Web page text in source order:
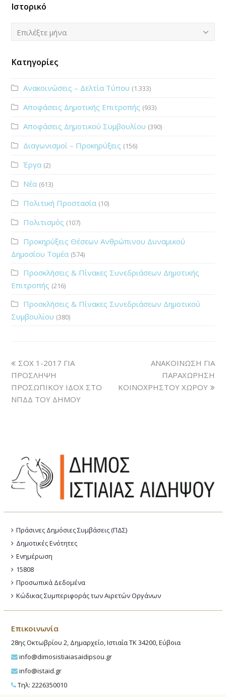
Ιστορικό
Ιστορικό
Επιλέξτε μήνα
Κατηγορίες
Ανακοινώσεις – Δελτία Τύπου (1.333)
Αποφάσεις Δημοτικής Επιτροπής (933)
Αποφάσεις Δημοτικού Συμβουλίου (390)
Διαγωνισμοί – Προκηρύξεις (156)
Έργα (2)
Νέα (613)
Πολιτική Προστασία (10)
Πολιτισμός (107)
Προκηρύξεις Θέσεων Ανθρώπινου Δυναμικού
Δημοσίου Τομέα (574)
Προσκλήσεις & Πίνακες Συνεδριάσεων Δημοτικής
Επιτροπής (216)
Προσκλήσεις & Πίνακες Συνεδριάσεων Δημοτικού
Συμβουλίου (380)
ΣΟΧ 1-2017 ΓΙΑ
ΠΡΟΣΛΗΨΗ
ΠΡΟΣΩΠΙΚΟΥ ΙΔΟΧ ΣΤΟ
ΝΠΔΔ ΤΟΥ ΔΗΜΟΥ
ΑΝΑΚΟΙΝΩΣΗ ΓΙΑ
ΠΑΡΑΧΩΡΗΣΗ
ΚΟΙΝΟΧΡΗΣΤΟΥ ΧΩΡΟΥ
Πράσινες Δημόσιες Συμβάσεις (ΠΔΣ)
Δημοτικές Ενότητες
Ενημέρωση
15808
Προσωπικά Δεδομένα
Κώδικας Συμπεριφοράς των Αιρετών Οργάνων
Επικοινωνία
28ης Οκτωβρίου 2, Δημαρχείο, Ιστιαία ΤΚ 34200, Εύβοια
info@dimosistiaiasaidipsou.gr
info@istaid.gr
Τηλ: 2226350010